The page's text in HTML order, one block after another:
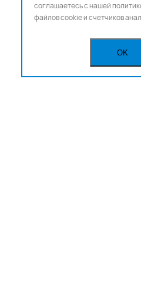
соглашаетесь с нашей
файлов cookie и счетчиков
OK